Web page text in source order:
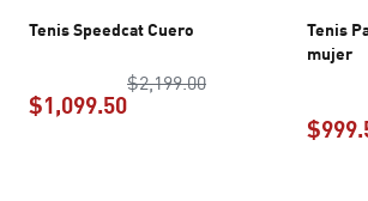
Tenis Speedcat Cuero
$2,199.00precio original
$1,099.50
Tenis
mujer